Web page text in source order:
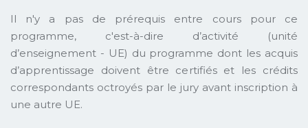
Il n'y a pas de prérequis entre cours pour ce
programme, c'est-à-dire d’activité (unité
d’enseignement - UE) du programme dont les acquis
d’apprentissage doivent être certifiés et les crédits
correspondants octroyés par le jury avant inscription à
une autre UE.